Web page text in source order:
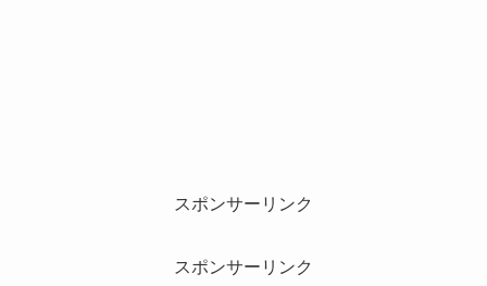
スポンサーリンク
スポンサーリンク